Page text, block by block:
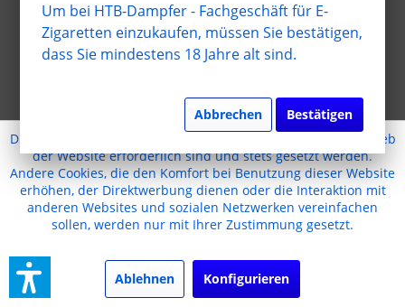
Cookie-Einstellungen Jugendschutz
Kontakt
Versand und Zahlungsbedingungen
Widerrufsrecht
Realisiert mit Shopware
Diese Website benutzt Cookies, die für den technischen Betrieb
der Website erforderlich sind und stets gesetzt werden.
Andere Cookies, die den Komfort bei Benutzung dieser Website
erhöhen, der Direktwerbung dienen oder die Interaktion mit
anderen Websites und sozialen Netzwerken vereinfachen
sollen, werden nur mit Ihrer Zustimmung gesetzt.
Ablehnen Konfigurieren
Um bei HTB-Dampfer - Fachgeschäft für E-
Zigaretten einzukaufen, müssen Sie bestätigen,
dass Sie mindestens 18 Jahre alt sind.
Abbrechen Bestätigen